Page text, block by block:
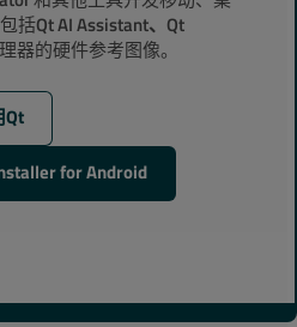
括Qt AI Assistant、Qt
器的硬件参考图像。
Qt
for Android